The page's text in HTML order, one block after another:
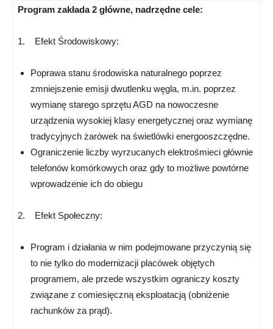
Program zakłada 2 główne, nadrzędne cele:
1. Efekt Środowiskowy:
Poprawa stanu środowiska naturalnego poprzez
zmniejszenie emisji dwutlenku węgla, m.in. poprzez
wymianę starego sprzętu AGD na nowoczesne
urządzenia wysokiej klasy energetycznej oraz wymianę
tradycyjnych żarówek na świetlówki energooszczędne.
Ograniczenie liczby wyrzucanych elektrośmieci głównie
telefonów komórkowych oraz gdy to możliwe powtórne
wprowadzenie ich do obiegu
2. Efekt Społeczny:
Program i działania w nim podejmowane przyczynią się
to nie tylko do modernizacji placówek objętych
programem, ale przede wszystkim ograniczy koszty
związane z comiesięczną eksploatacją (obniżenie
rachunków za prąd).